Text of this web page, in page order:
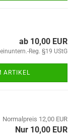
ab 10,00 EUR
Reg. §19 UStG
ARTIKEL
Normalpreis 12,00 EUR
Nur 10,00 EUR